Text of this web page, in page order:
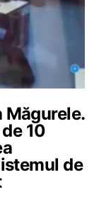
Măgurele.
10
de